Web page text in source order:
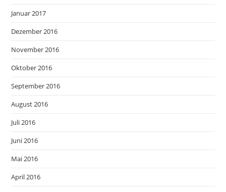
Januar 2017
Dezember 2016
November 2016
Oktober 2016
September 2016
August 2016
Juli 2016
Juni 2016
Mai 2016
April 2016